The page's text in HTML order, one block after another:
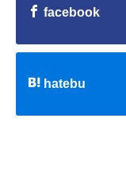
facebook
hatebu